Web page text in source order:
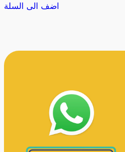
اضف الى السلة